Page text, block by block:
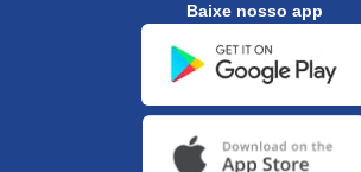
Baixe nosso app